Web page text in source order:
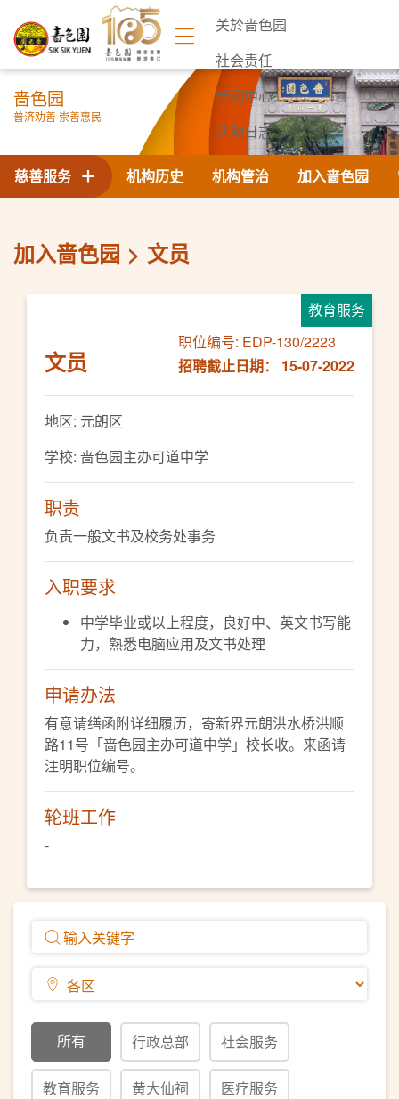
关於啬色园
社会责任
新闻中心
活动日志
联络我们
啬色园
普济劝善 崇善惠民
机构历史 机构管治 加入啬色园
慈善服务
加入啬色园 文员
所有 行政总部 社会服务
教育服务 黄大仙祠 医疗服务
教育服务
文员
职位编号: EDP-130/2223
招聘截止日期： 15-07-2022
地区: 元朗区
学校: 啬色园主办可道中学
职责
负责一般文书及校务处事务
入职要求
中学毕业或以上程度，良好中、英文书写能
力，熟悉电脑应用及文书处理
申请办法
有意请缮函附详细履历，寄新界元朗洪水桥洪顺
路11号「啬色园主办可道中学」校长收。来函请
注明职位编号。
轮班工作
-